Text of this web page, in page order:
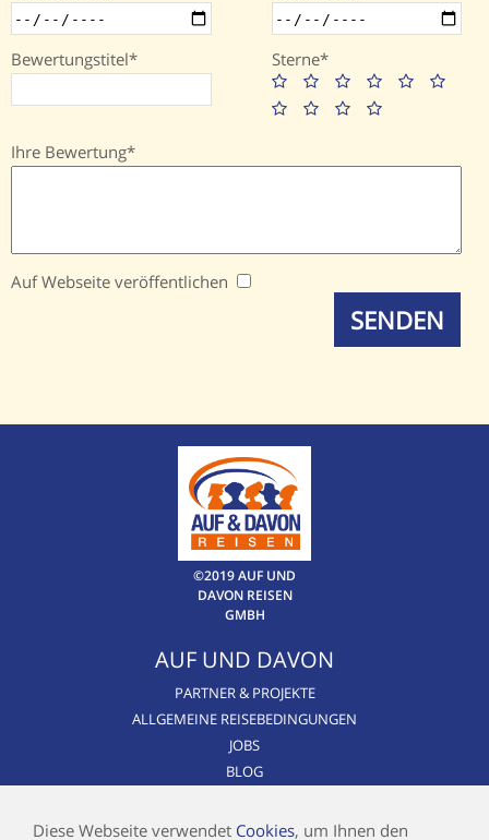
Diese Webseite verwendet Cookies, um Ihnen den
Bewertungstitel Sterne
Ihre Bewertung
Auf Webseite veröffentlichen
©2019 AUF UND
DAVON REISEN
GMBH
AUF UND DAVON
PARTNER & PROJEKTE
ALLGEMEINE REISEBEDINGUNGEN
JOBS
BLOG
AIRLINE BLACKLIST